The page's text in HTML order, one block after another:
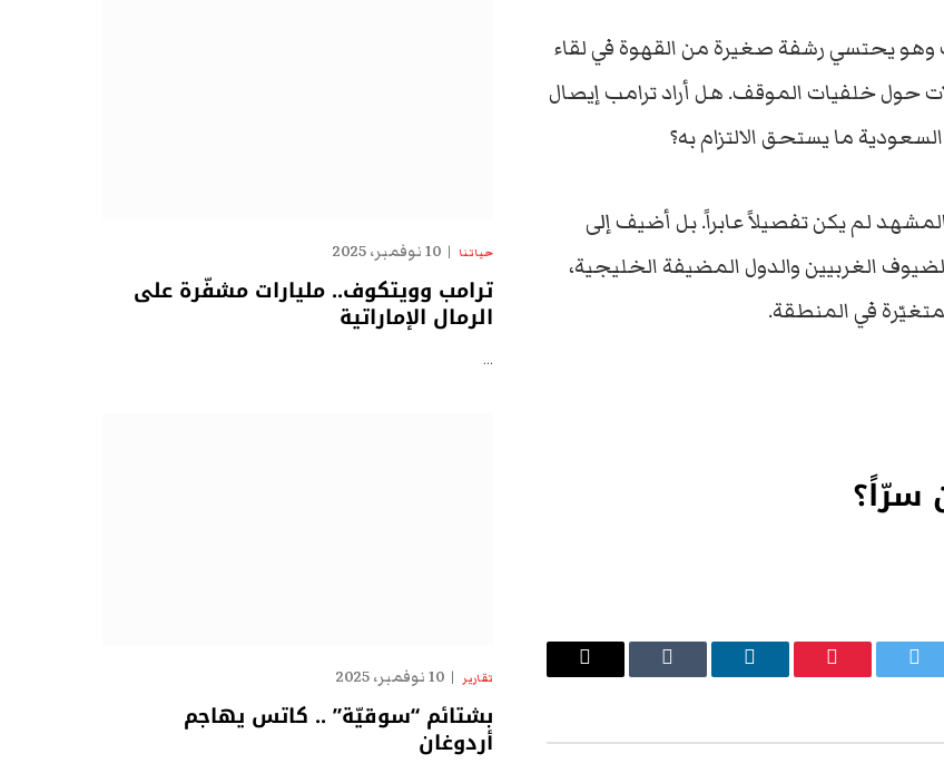
وهويحتسيرشفةصغيرةمنالقهوةفيلقاء
حولخلفياتالموقف. هلأرادترامبإيصال
السعوديةمايستحقالالتزامبه؟
لميكنتفصيلاًعابراً.بلأضيفإلى
الغربيينوالدولالمضيفةالخليجية،
فيالمنطقة.
سرّاً؟
تويتر بينتيريست لينكدإن Tumblr
البريد
حياتنا 10 نوفمبر، 2025
ترامب وويتكوف.. مليارات مشفّرة على
الرمال الإماراتية
…
تقارير 10 نوفمبر، 2025
بشتائم “سوقيّة” .. كاتس يهاجم
أردوغان